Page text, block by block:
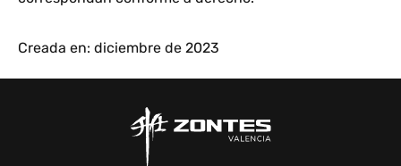
Creada en: diciembre de 2023